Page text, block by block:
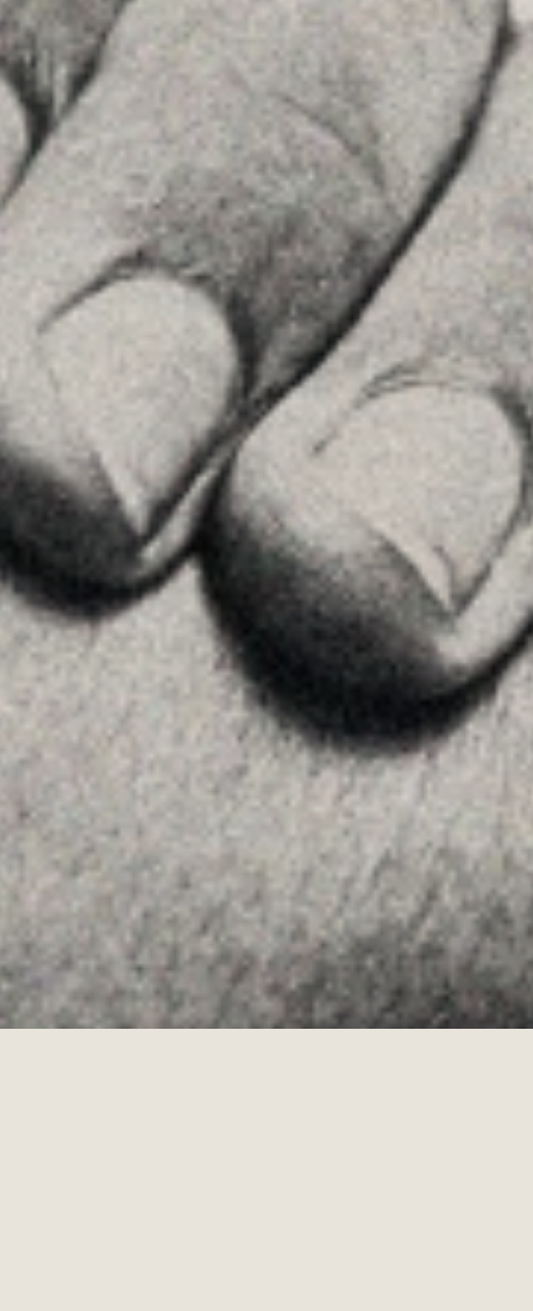
28002 , Madrid
+34 915759925
Veure a Google Maps
La Firma
Equipo
Assessorament
Insights
Contactar
SEGUEIX-NOS
Linkedin
Instagram
Youtube
Allyon — Barcelona, Spain
Copyrights © 2026 AVÍS LEGAL
POLÍTICA DE COOKIES ·POLÍTICA DE PRIVACITAT